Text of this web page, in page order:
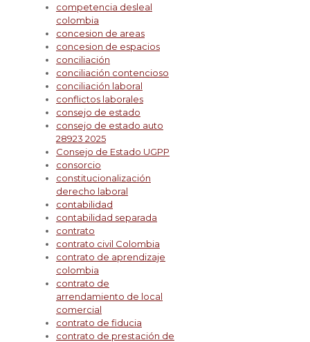
competencia desleal
colombia
concesion de areas
concesion de espacios
conciliación
conciliación contencioso
conciliación laboral
conflictos laborales
consejo de estado
consejo de estado auto
28923 2025
Consejo de Estado UGPP
consorcio
constitucionalización
derecho laboral
contabilidad
contabilidad separada
contrato
contrato civil Colombia
contrato de aprendizaje
colombia
contrato de
arrendamiento de local
comercial
contrato de fiducia
contrato de prestación de